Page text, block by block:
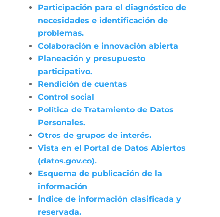
Participación para el diagnóstico de
necesidades e identificación de
problemas.
Colaboración e innovación abierta
Planeación y presupuesto
participativo.
Rendición de cuentas
Control social
Política de Tratamiento de Datos
Personales.
Otros de grupos de interés.
Vista en el Portal de Datos Abiertos
(datos.gov.co).
Esquema de publicación de la
información
Índice de información clasificada y
reservada.